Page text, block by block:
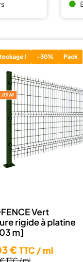
brightness_1
! -30% Pack
Vert
rigide à platine
m]
€TTC / ml
€TTC / ml